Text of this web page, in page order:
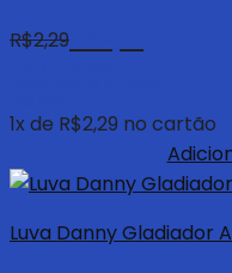
1x de R$2,29 no cartão
R$2,29
Luva Danny Gladiador